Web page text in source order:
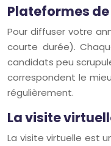
Plateformes
Pour diffuser votre
courte durée).
candidats peu
correspondent le
régulièrement.
La visite
La visite virtuelle est